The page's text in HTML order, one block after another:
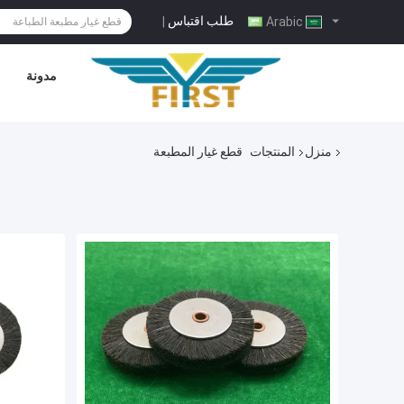
طلب اقتباس |
مدونة
منزل المنتجات قطع غيار المطبعة